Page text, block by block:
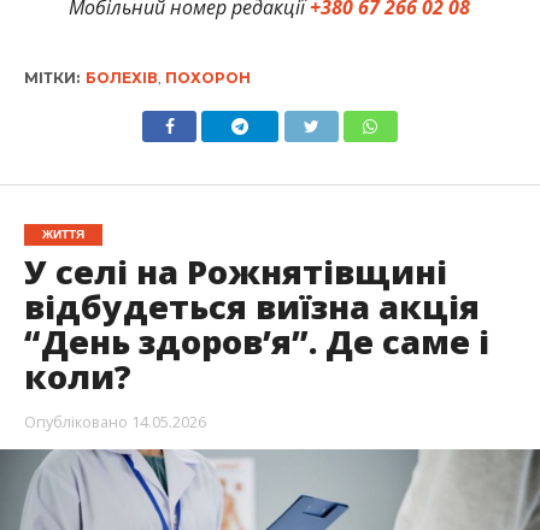
Мобільний номер редакції+380 67 266 02 08
МІТКИ: БОЛЕХІВ ПОХОРОН
ЖИТТЯ
У селі на Рожнятівщині
відбудеться виїзна акція
“День здоров’я”. Де саме і
коли?
Опубліковано 14.05.2026